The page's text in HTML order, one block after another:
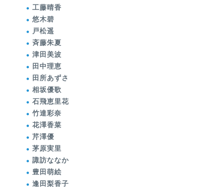
工藤晴香
悠木碧
戸松遥
斉藤朱夏
津田美波
田中理恵
田所あずさ
相坂優歌
石飛恵里花
竹達彩奈
花澤香菜
芹澤優
茅原実里
諏訪ななか
豊田萌絵
逢田梨香子